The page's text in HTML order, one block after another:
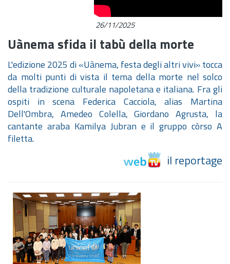
26/11/2025
Uànema sfida il tabù della morte
L'edizione 2025 di «Uànema, festa degli altri vivi» tocca
da molti punti di vista il tema della morte nel solco
della tradizione culturale napoletana e italiana. Fra gli
ospiti in scena Federica Cacciola, alias Martina
Dell'Ombra, Amedeo Colella, Giordano Agrusta, la
cantante araba Kamilya Jubran e il gruppo còrso A
filetta.
il reportage